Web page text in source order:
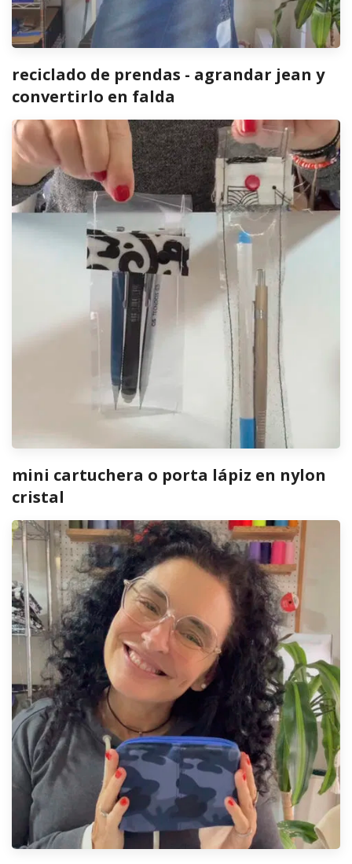
reciclado de prendas - agrandar jean y
convertirlo en falda
mini cartuchera o porta lápiz en nylon
cristal